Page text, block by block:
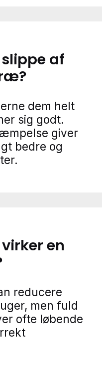
af
dem helt
sig godt.
giver
bedre og
en
reducere
men fuld
ofte løbende